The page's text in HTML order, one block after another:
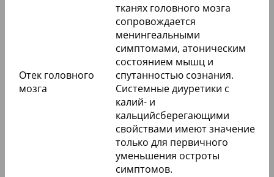
Отек головного
мозга
тканях головного мозга
сопровождается
менингеальными
симптомами, атоническим
состоянием мышц и
спутанностью сознания.
Системные диуретики с
калий- и
кальцийсберегающими
свойствами имеют значение
только для первичного
уменьшения остроты
симптомов.